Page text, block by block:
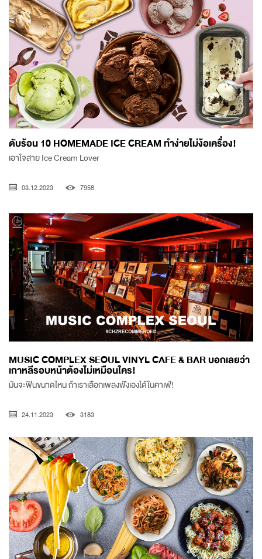
ดับร้อน 10 HOMEMADE ICE CREAM ทำง่ายไม่ง้อเครื่อง!
เอาใจสาย Ice Cream Lover
03.12.2023 7958
MUSIC COMPLEX SEOUL VINYL CAFE & BAR บอกเลยว่า
เกาหลีรอบหน้าต้องไม่เหมือนใคร!
มันจะฟินขนาดไหน ถ้าเราเลือกเพลงฟังเองได้ในคาเฟ่!
24.11.2023 3183